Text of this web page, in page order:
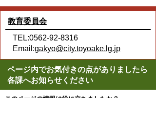
教育委員会
TEL:0562-92-8316
Email:gakyo@city.toyoake.lg.jp
ページ内でお気付きの点がありましたら
各課へお知らせください
このページの情報は役に立ちましたか？